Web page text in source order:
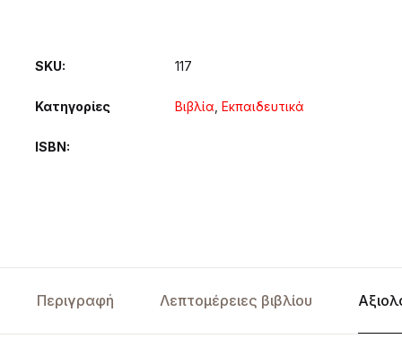
SKU: 117
Κατηγορίες Βιβλία Εκπαιδευτικά
ISBN
Περιγραφή Λεπτομέρειες βιβλίου